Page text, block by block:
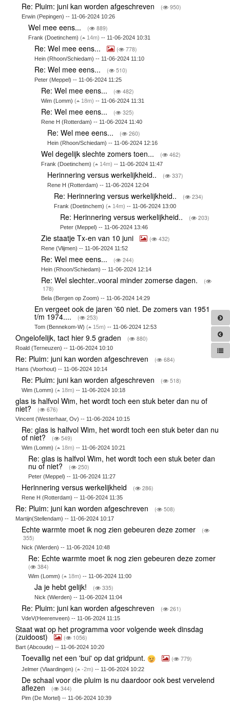
Re: Pluim: juni kan worden afgeschreven ( 950)
Erwin (Pepingen) -- 11-06-2024 10:26
Wel mee eens... ( 889)
Frank (Doetinchem) ( 14m) -- 11-06-2024 10:31
Re: Wel mee eens... ( 778)
Hein (Rhoon/Schiedam) -- 11-06-2024 11:10
Re: Wel mee eens... ( 510)
Peter (Meppel) -- 11-06-2024 11:25
Re: Wel mee eens... ( 482)
Wim (Lomm) ( 18m) -- 11-06-2024 11:31
Re: Wel mee eens... ( 325)
Rene H (Rotterdam) -- 11-06-2024 11:40
Re: Wel mee eens... ( 260)
Hein (Rhoon/Schiedam) -- 11-06-2024 12:16
Wel degelijk slechte zomers toen... ( 462)
Frank (Doetinchem) ( 14m) -- 11-06-2024 11:47
Herinnering versus werkelijkheid.. ( 337)
Rene H (Rotterdam) -- 11-06-2024 12:04
Re: Herinnering versus werkelijkheid.. ( 234)
Frank (Doetinchem) ( 14m) -- 11-06-2024 13:00
Re: Herinnering versus werkelijkheid.. ( 203)
Peter (Meppel) -- 11-06-2024 13:46
Zie staatje Tx-en van 10 juni ( 432)
Rene (Vlijmen) -- 11-06-2024 11:52
Re: Wel mee eens... ( 244)
Hein (Rhoon/Schiedam) -- 11-06-2024 12:14
Re: Wel slechter..vooral minder zomerse dagen.
(
178)
Bela (Bergen op Zoom) -- 11-06-2024 14:29
En vergeet ook de jaren '60 niet. De zomers van 1951
t/m 1974.... ( 253)
Tom (Bennekom-W)( 15m) -- 11-06-2024 12:53
Ongelofelijk, tact hier 9.5 graden ( 880)
Roald (Terneuzen) -- 11-06-2024 10:10
Re: Pluim: juni kan worden afgeschreven ( 684)
Hans (Voorhout) -- 11-06-2024 10:14
Re: Pluim: juni kan worden afgeschreven ( 518)
Wim (Lomm)( 18m) -- 11-06-2024 10:18
glas is halfvol Wim, het wordt toch een stuk beter dan nu of
niet? ( 676)
Vincent (Westerhaar, Ov) -- 11-06-2024 10:15
Re: glas is halfvol Wim, het wordt toch een stuk beter dan nu
of niet? ( 549)
Wim (Lomm)( 18m) -- 11-06-2024 10:21
Re: glas is halfvol Wim, het wordt toch een stuk beter dan
nu of niet? ( 250)
Peter (Meppel) -- 11-06-2024 11:27
Herinnering versus werkelijkheid ( 286)
Rene H (Rotterdam) -- 11-06-2024 11:35
Re: Pluim: juni kan worden afgeschreven ( 508)
Martijn(Stellendam) -- 11-06-2024 10:17
Echte warmte moet ik nog zien gebeuren deze zomer
(
355)
Nick (Wierden) -- 11-06-2024 10:48
Re: Echte warmte moet ik nog zien gebeuren deze zomer
( 384)
Wim (Lomm) ( 18m) -- 11-06-2024 11:00
Ja je hebt gelijk! ( 335)
Nick (Wierden) -- 11-06-2024 11:04
Re: Pluim: juni kan worden afgeschreven ( 261)
VdeV(Heerenveen) -- 11-06-2024 11:15
Staat wat op het programma voor volgende week dinsdag
(zuidoost) ( 1056)
Bart (Abcoude) -- 11-06-2024 10:20
Toevallig net een 'bui' op dat gridpunt. ( 779)
Jelmer (Vlaardingen)( -2m) -- 11-06-2024 10:22
De schaal voor die pluim is nu daardoor ook best vervelend
aflezen ( 344)
Pim (De Mortel) -- 11-06-2024 10:39